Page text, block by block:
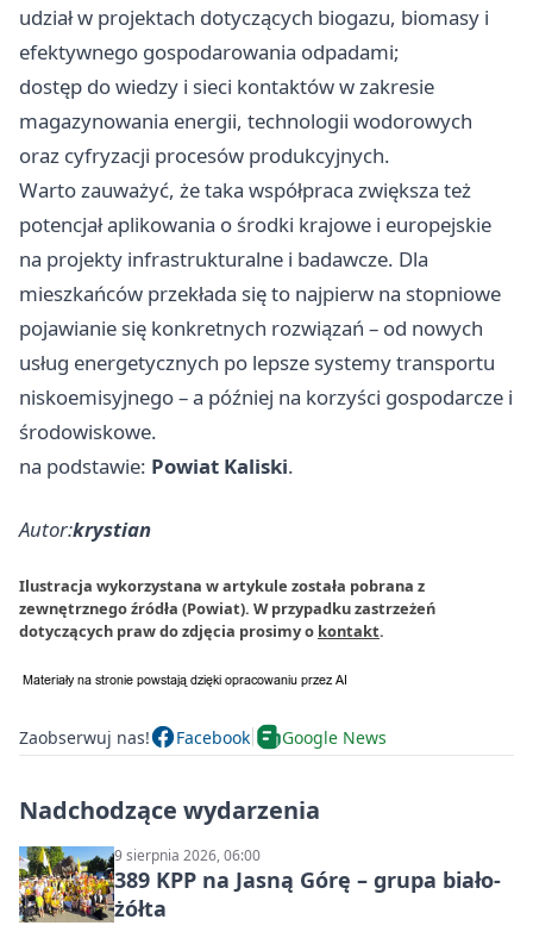
udział w projektach dotyczących biogazu, biomasy i
efektywnego gospodarowania odpadami;
dostęp do wiedzy i sieci kontaktów w zakresie
magazynowania energii, technologii wodorowych
oraz cyfryzacji procesów produkcyjnych.
Warto zauważyć, że taka współpraca zwiększa też
potencjał aplikowania o środki krajowe i europejskie
na projekty infrastrukturalne i badawcze. Dla
mieszkańców przekłada się to najpierw na stopniowe
pojawianie się konkretnych rozwiązań – od nowych
usług energetycznych po lepsze systemy transportu
niskoemisyjnego – a później na korzyści gospodarcze i
środowiskowe.
na podstawie: Powiat Kaliski.
Autor:krystian
Ilustracja wykorzystana w artykule została pobrana z
zewnętrznego źródła (Powiat). W przypadku zastrzeżeń
dotyczących praw do zdjęcia prosimy o kontakt.
Zaobserwuj nas! Facebook Google News
Nadchodzące wydarzenia
9 sierpnia 2026, 06:00
389 KPP na Jasną Górę – grupa biało-
żółta